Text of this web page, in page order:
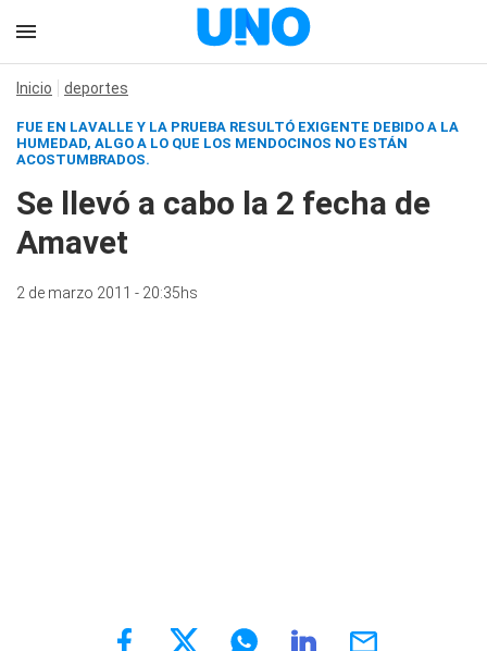
Inicio deportes
FUE EN LAVALLE Y LA PRUEBA RESULTÓ EXIGENTE DEBIDO A LA
HUMEDAD, ALGO A LO QUE LOS MENDOCINOS NO ESTÁN
ACOSTUMBRADOS.
Se llevó a cabo la 2 fecha de
Amavet
2 de marzo 2011 - 20:35hs